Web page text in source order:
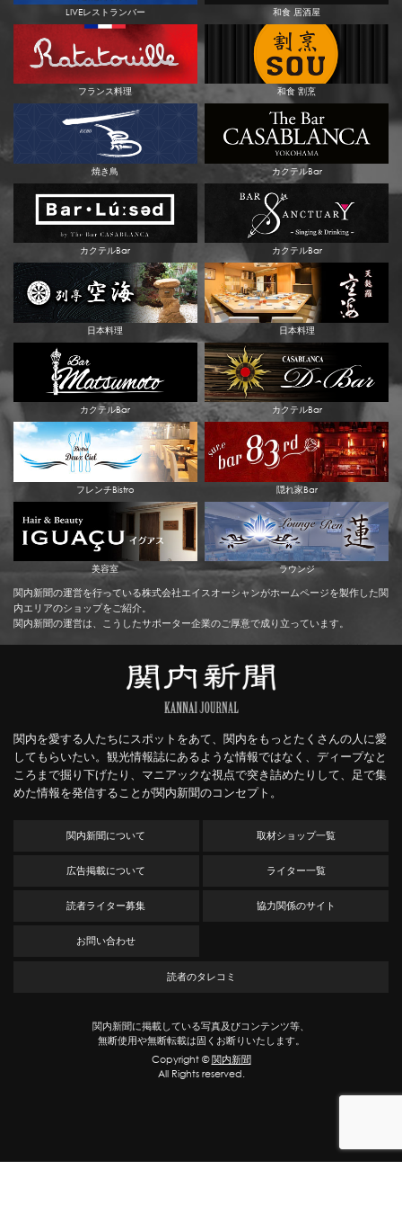
LIVEレストランバー 和食 居酒屋
フランス料理 和食 割烹
焼き鳥 カクテルBar
カクテルBar カクテルBar
日本料理 日本料理
カクテルBar カクテルBar
フレンチBistro 隠れ家Bar
美容室 ラウンジ
関内新聞の運営を行っている株式会社エイスオーシャンがホームページを製作した関
内エリアのショップをご紹介。
関内新聞の運営は、こうしたサポーター企業のご厚意で成り立っています。
関内を愛する人たちにスポットをあて、関内をもっとたくさんの人に愛
してもらいたい。観光情報誌にあるような情報ではなく、ディープなと
ころまで掘り下げたり、マニアックな視点で突き詰めたりして、足で集
めた情報を発信することが関内新聞のコンセプト。
関内新聞について 取材ショップ一覧
広告掲載について ライター一覧
読者ライター募集 協力関係のサイト
お問い合わせ
読者のタレコミ
関内新聞に掲載している写真及びコンテンツ等、
無断使用や無断転載は固くお断りいたします。
Copyright ©関内新聞
All Rights reserved.